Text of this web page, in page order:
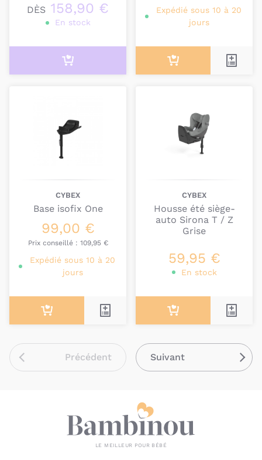
DÈS 158,90 €
En stock
Expédié sous 10 à 20
jours
CYBEX
Base isofix One
99,00 €
Prix conseillé : 109,95 €
Expédié sous 10 à 20
jours
CYBEX
Housse été siège-
auto Sirona T / Z
Grise
59,95 €
En stock
Précédent Suivant